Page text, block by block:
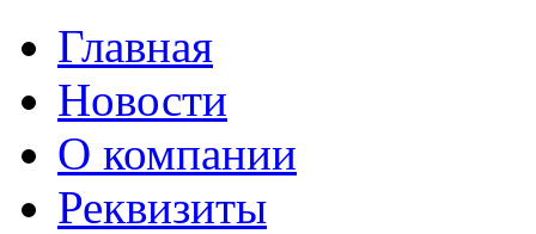
Главная
Новости
О компании
Реквизиты